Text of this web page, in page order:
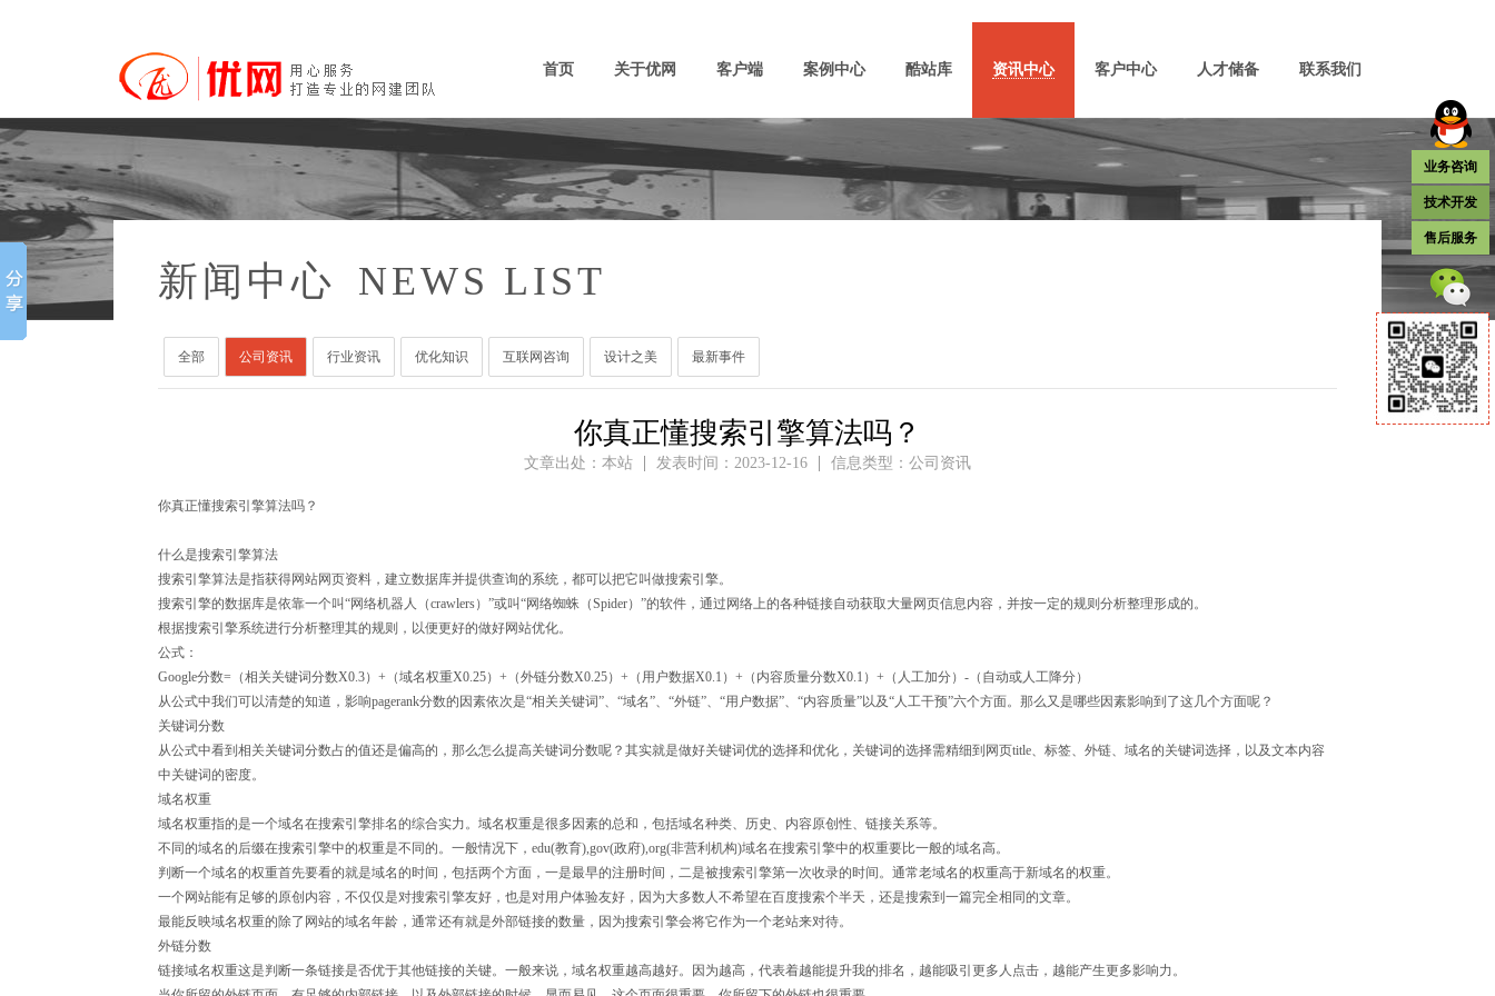
首页 关于优网 客户端 案例中心 酷站库 资讯中心 客户中心 人才储备 联系我们
新闻中心 NEWS LIST
全部 公司资讯 行业资讯 优化知识 互联网咨询 设计之美 最新事件
你真正懂搜索引擎算法吗？
文章出处：本站 发表时间：2023-12-16 信息类型：公司资讯
你真正懂搜索引擎算法吗？
什么是搜索引擎算法
搜索引擎算法是指获得网站网页资料，建立数据库并提供查询的系统，都可以把它叫做搜索引擎。
搜索引擎的数据库是依靠一个叫“网络机器人（crawlers）”或叫“网络蜘蛛（Spider）”的软件，通过网络上的各种链接自动获取大量网页信息内容，并按一定的规则分析整理形成的。
根据搜索引擎系统进行分析整理其的规则，以便更好的做好网站优化。
公式：
Google分数=（相关关键词分数X0.3）+（域名权重X0.25）+（外链分数X0.25）+（用户数据X0.1）+（内容质量分数X0.1）+（人工加分）-（自动或人工降分）
从公式中我们可以清楚的知道，影响pagerank分数的因素依次是“相关关键词”、“域名”、“外链”、“用户数据”、“内容质量”以及“人工干预”六个方面。那么又是哪些因素影响到了这几个方面呢？
关键词分数
从公式中看到相关关键词分数占的值还是偏高的，那么怎么提高关键词分数呢？其实就是做好关键词优的选择和优化，关键词的选择需精细到网页title、标签、外链、域名的关键词选择，以及文本内容
中关键词的密度。
域名权重
域名权重指的是一个域名在搜索引擎排名的综合实力。域名权重是很多因素的总和，包括域名种类、历史、内容原创性、链接关系等。
不同的域名的后缀在搜索引擎中的权重是不同的。一般情况下，edu(教育),gov(政府),org(非营利机构)域名在搜索引擎中的权重要比一般的域名高。
判断一个域名的权重首先要看的就是域名的时间，包括两个方面，一是最早的注册时间，二是被搜索引擎第一次收录的时间。通常老域名的权重高于新域名的权重。
一个网站能有足够的原创内容，不仅仅是对搜索引擎友好，也是对用户体验友好，因为大多数人不希望在百度搜索个半天，还是搜索到一篇完全相同的文章。
最能反映域名权重的除了网站的域名年龄，通常还有就是外部链接的数量，因为搜索引擎会将它作为一个老站来对待。
外链分数
链接域名权重这是判断一条链接是否优于其他链接的关键。一般来说，域名权重越高越好。因为越高，代表着越能提升我的排名，越能吸引更多人点击，越能产生更多影响力。
业务咨询
技术开发
售后服务